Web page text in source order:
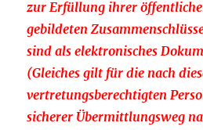
zur Erfüllung ihrer
gebildeten
sind als elektronisches
(Gleiches gilt für die nach
vertretungsberechtigten
sicherer Übermittlungsweg